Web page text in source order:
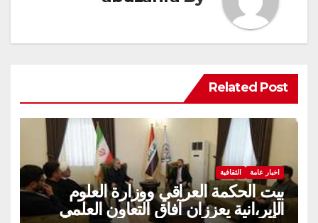
Related Post
اخبار عامة الثقافية
بيت الحكمة العراقي ووزارة العلوم
الإير،انية يعززان آفاق التعاون العلمي